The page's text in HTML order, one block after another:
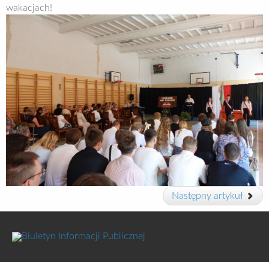
wakacjach!
Następny artykuł
Biuletyn Informacji Publicznej